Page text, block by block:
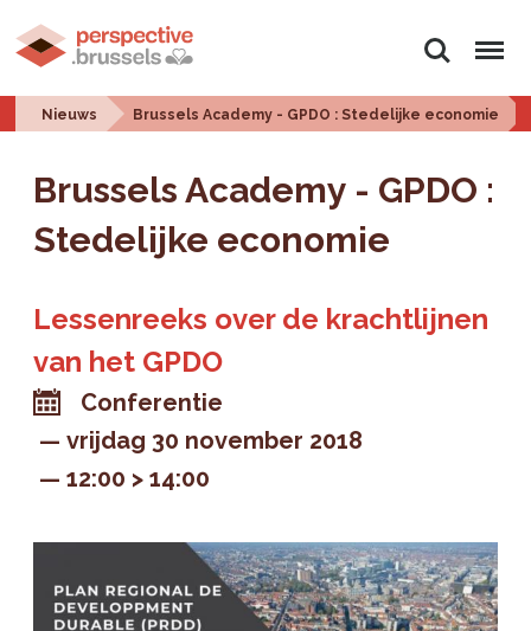
Zoeken Menu
Nieuws Brussels Academy - GPDO : Stedelijke economie
Brussels Academy - GPDO :
Stedelijke economie
Lessenreeks over de krachtlijnen
van het GPDO
Conferentie
vrijdag 30 november 2018
12:00 > 14:00